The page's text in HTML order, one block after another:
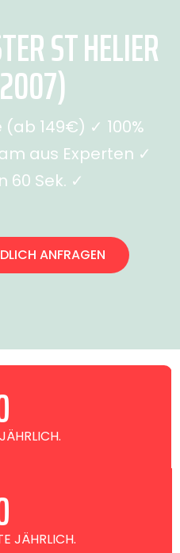
ST HELIER
149€) ✓ 100%
aus Experten ✓
60 Sek. ✓
ANFRAGEN
JÄHRLICH.